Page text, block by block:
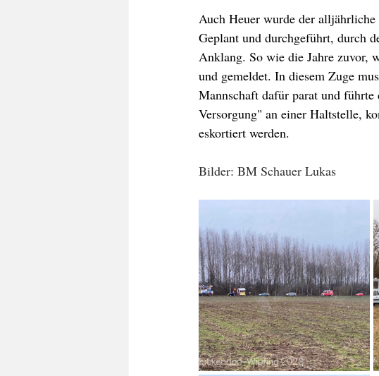
Auch Heuer wurde der
Geplant und durchgeführt, durch
Anklang. So wie die Jahre zuvor,
und gemeldet. In diesem Zuge
Mannschaft dafür parat und
Versorgung" an einer Haltstelle,
eskortiert werden.
Bilder: BM Schauer Lukas